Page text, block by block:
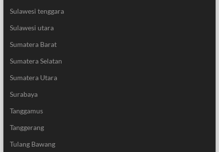
Sulawesi tenggara
Sulawesi utara
Sumatera Barat
Sumatera Selatan
Sumatera Utara
Surabaya
Tanggamus
Tanggerang
Tulang Bawang